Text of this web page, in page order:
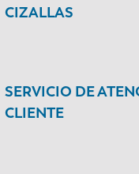
CIZALLAS
SERVICIO DE
CLIENTE